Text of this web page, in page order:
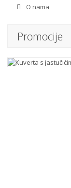
O nama
Promocije